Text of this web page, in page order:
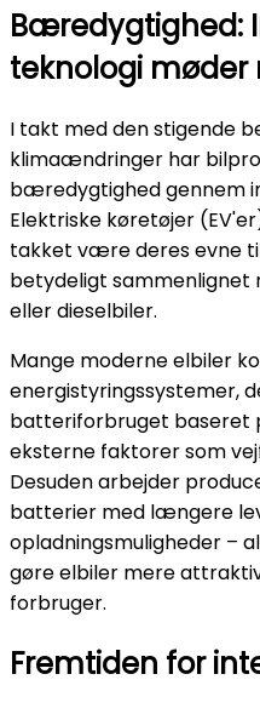
Bæredygtighed:
teknologi møder
I takt med den stigende
klimaændringer har
bæredygtighed gennem
Elektriske køretøjer
takket være deres evne
betydeligt sammenlignet
eller dieselbiler.
Mange moderne elbiler
energistyringssystemer,
batteriforbruget baseret
eksterne faktorer som
Desuden arbejder
batterier med længere
opladningsmuligheder –
gøre elbiler mere
forbruger.
Fremtiden for